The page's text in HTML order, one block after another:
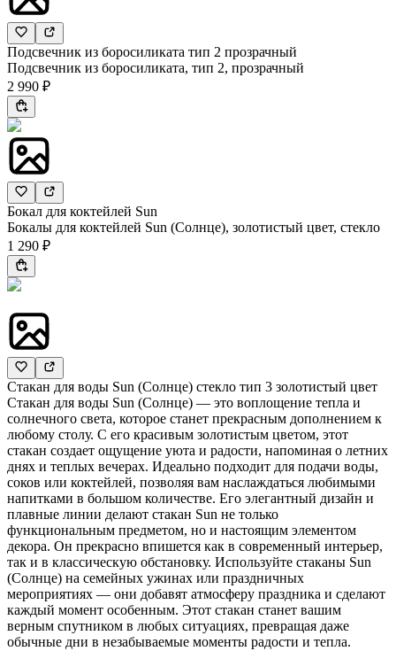
Подсвечник из боросиликата тип 2 прозрачный
Подсвечник из боросиликата, тип 2, прозрачный
2 990 ₽
Бокал для коктейлей Sun
Бокалы для коктейлей Sun (Солнце), золотистый цвет, стекло
1 290 ₽
Стакан для воды Sun (Солнце) стекло тип 3 золотистый цвет
Стакан для воды Sun (Солнце) — это воплощение тепла и
солнечного света, которое станет прекрасным дополнением к
любому столу. С его красивым золотистым цветом, этот
стакан создает ощущение уюта и радости, напоминая о летних
днях и теплых вечерах. Идеально подходит для подачи воды,
соков или коктейлей, позволяя вам наслаждаться любимыми
напитками в большом количестве. Его элегантный дизайн и
плавные линии делают стакан Sun не только
функциональным предметом, но и настоящим элементом
декора. Он прекрасно впишется как в современный интерьер,
так и в классическую обстановку. Используйте стаканы Sun
(Солнце) на семейных ужинах или праздничных
мероприятиях — они добавят атмосферу праздника и сделают
каждый момент особенным. Этот стакан станет вашим
верным спутником в любых ситуациях, превращая даже
обычные дни в незабываемые моменты радости и тепла.